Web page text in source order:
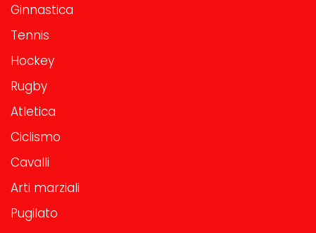
Ginnastica
Tennis
Hockey
Rugby
Atletica
Ciclismo
Cavalli
Arti marziali
Pugilato